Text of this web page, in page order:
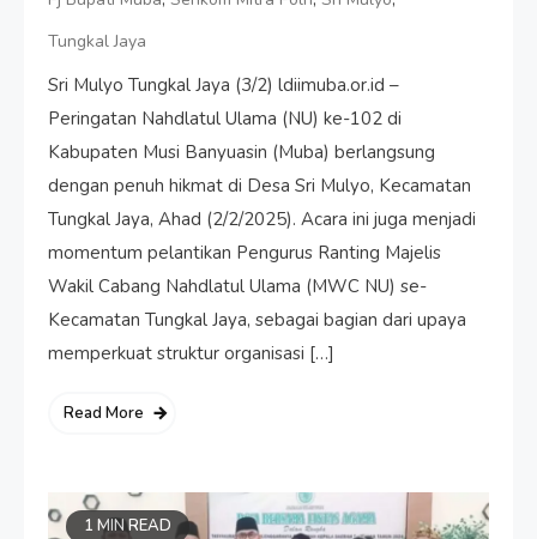
Tungkal Jaya
Sri Mulyo Tungkal Jaya (3/2) ldiimuba.or.id –
Peringatan Nahdlatul Ulama (NU) ke-102 di
Kabupaten Musi Banyuasin (Muba) berlangsung
dengan penuh hikmat di Desa Sri Mulyo, Kecamatan
Tungkal Jaya, Ahad (2/2/2025). Acara ini juga menjadi
momentum pelantikan Pengurus Ranting Majelis
Wakil Cabang Nahdlatul Ulama (MWC NU) se-
Kecamatan Tungkal Jaya, sebagai bagian dari upaya
memperkuat struktur organisasi […]
Read More
1 MIN READ